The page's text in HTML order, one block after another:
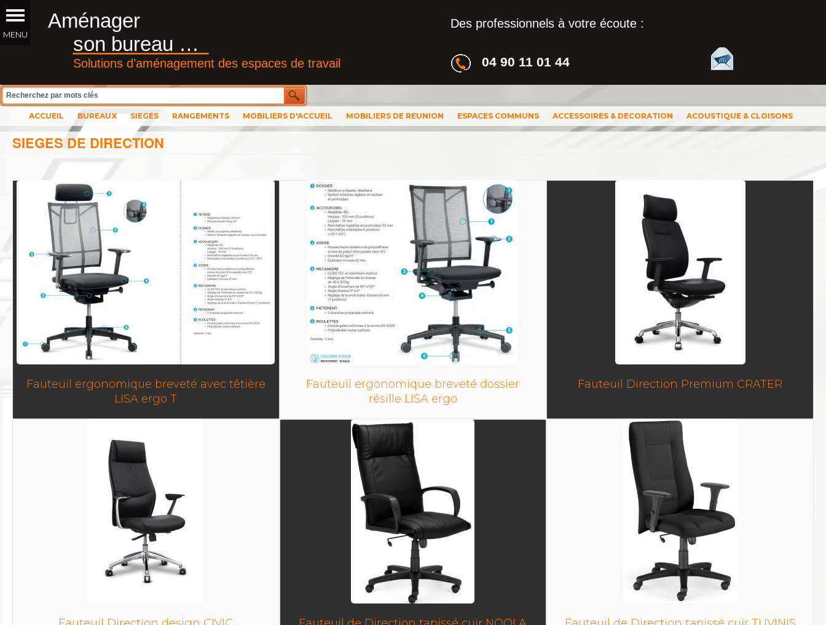
Aménager
son bureau …
Solutions d’aménagement des espaces de travail
Des professionnels à votre écoute :
04 90 11 01 44
__________
ACCUEIL BUREAUX SIEGES RANGEMENTS MOBILIERS D'ACCUEIL MOBILIERS DE REUNION ESPACES COMMUNS ACCESSOIRES & DECORATION ACOUSTIQUE & CLOISONS
SIEGES DE DIRECTION
Fauteuil ergonomique breveté avec têtière
LISA ergo T
Fauteuil ergonomique breveté dossier
résille LISA ergo
Fauteuil Direction Premium CRATER